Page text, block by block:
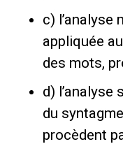
c) l’analyse
appliquée
des mots,
d) l’analyse
du
procèdent